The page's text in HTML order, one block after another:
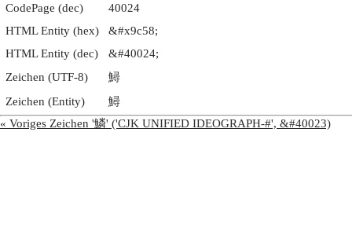
CodePage (dec)
40024
HTML Entity (hex)
&#x9c58;
HTML Entity (dec)
&#40024;
Zeichen (UTF-8)
鱘
Zeichen (Entity)
鱘
« Voriges Zeichen '鱗' ('CJK UNIFIED IDEOGRAPH-#', &#40023)